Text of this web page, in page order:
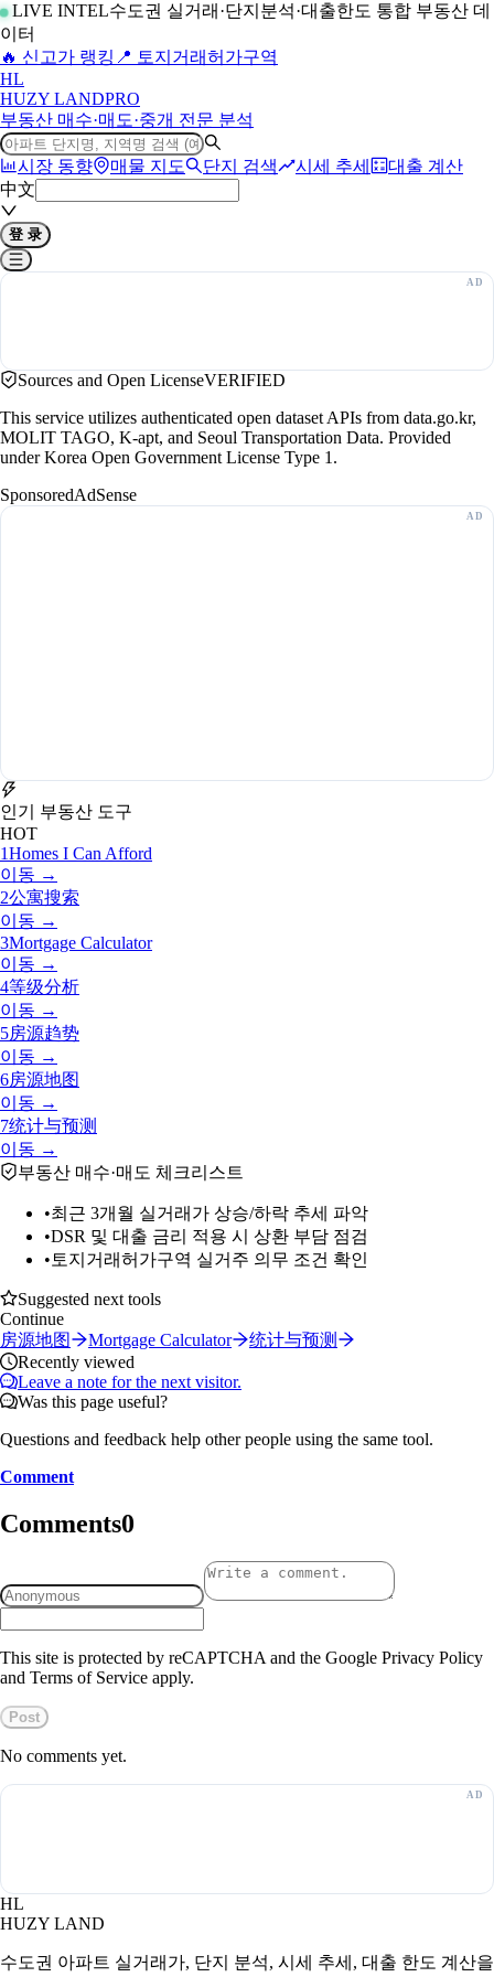
LIVE INTEL수도권 실거래·단지분석·대출한도 통합 부동산 데
이터
🔥 신고가 랭킹 📍 토지거래허가구역
HL
HUZY LANDPRO
부동산 매수·매도·중개 전문 분석
시장 동향 매물 지도 단지 검색 시세 추세
대출 계산
中文
登 录
Sources and Open LicenseVERIFIED
This service utilizes authenticated open dataset APIs from data.go.kr,
MOLIT TAGO, K-apt, and Seoul Transportation Data. Provided
under Korea Open Government License Type 1.
SponsoredAdSense
인기 부동산 도구
HOT
1Homes I Can Afford
이동 →
2公寓搜索
이동 →
3Mortgage Calculator
이동 →
4等级分析
이동 →
5房源趋势
이동 →
6房源地图
이동 →
7统计与预测
이동 →
부동산 매수·매도 체크리스트
•최근 3개월 실거래가 상승/하락 추세 파악
•DSR 및 대출 금리 적용 시 상환 부담 점검
• 토지거래허가구역 실거주 의무 조건 확인
Suggested next tools
Continue
房源地图
Mortgage Calculator
统计与预测
Recently viewed
Leave a note for the next visitor.
Was this page useful?
Questions and feedback help other people using the same tool.
Comment
Comments0
This site is protected by reCAPTCHA and the Google Privacy Policy
and Terms of Service apply.
Post
No comments yet.
HL
HUZY LAND
수도권 아파트 실거래가, 단지 분석, 시세 추세, 대출 한도 계산을